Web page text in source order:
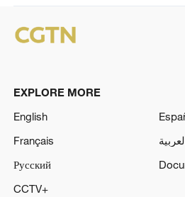
EXPLORE MORE
English
Français
Русский
CCTV+